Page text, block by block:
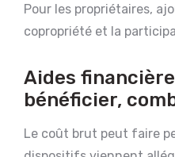
Pour les propriétaires,
copropriété et la
Aides
bénéficier,
Le coût brut peut faire